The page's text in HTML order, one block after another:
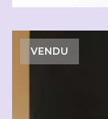
VENDU